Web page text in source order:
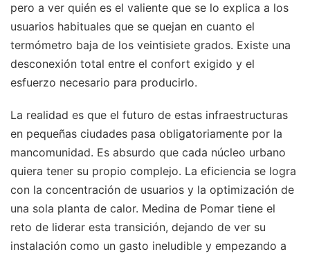
pero a ver quién es el valiente que se lo explica a los
usuarios habituales que se quejan en cuanto el
termómetro baja de los veintisiete grados. Existe una
desconexión total entre el confort exigido y el
esfuerzo necesario para producirlo.
La realidad es que el futuro de estas infraestructuras
en pequeñas ciudades pasa obligatoriamente por la
mancomunidad. Es absurdo que cada núcleo urbano
quiera tener su propio complejo. La eficiencia se logra
con la concentración de usuarios y la optimización de
una sola planta de calor. Medina de Pomar tiene el
reto de liderar esta transición, dejando de ver su
instalación como un gasto ineludible y empezando a